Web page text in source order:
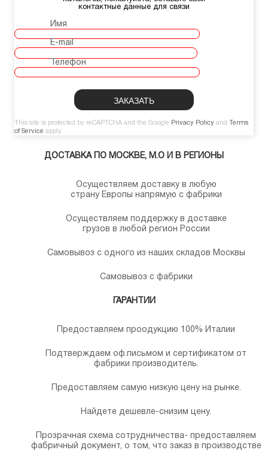
контактные данные для связи
Имя
E-mail
Телефон
This site is protected by reCAPTCHA and the Google Privacy Policy and
Terms
of Service apply.
ДОСТАВКА ПО МОСКВЕ, М.О И В РЕГИОНЫ
Осуществляем доставку в любую
страну Европы напрямую с фабрики
Осуществляем поддержку в доставке
грузов в любой регион России
Самовывоз с одного из наших складов Москвы
Самовывоз с фабрики
ГАРАНТИИ
Предоставляем проодукцию 100% Италии
Подтверждаем оф.письмом и сертификатом от
фабрики производитель.
Предоставляем самую низкую цену на рынке.
Найдете дешевле-снизим цену.
Прозрачная схема сотрудничества- предоставляем
фабричный документ, о том, что заказ в производстве